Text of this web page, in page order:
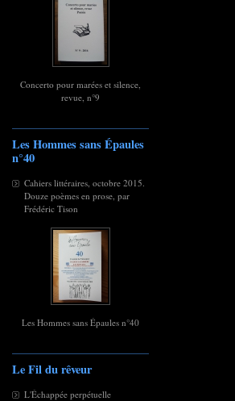
Concerto pour marées et silence,
revue, n°9
Les Hommes sans Épaules
n°40
Cahiers littéraires, octobre 2015.
Douze poèmes en prose, par
Frédéric Tison
Les Hommes sans Épaules n°40
Le Fil du rêveur
L'Échappée perpétuelle